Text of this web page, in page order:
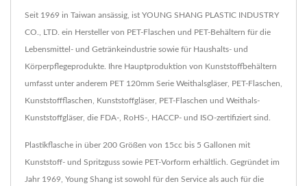
Seit 1969 in Taiwan ansässig, ist YOUNG SHANG PLASTIC INDUSTRY
CO., LTD. ein Hersteller von PET-Flaschen und PET-Behältern für die
Lebensmittel- und Getränkeindustrie sowie für Haushalts- und
Körperpflegeprodukte. Ihre Hauptproduktion von Kunststoffbehältern
umfasst unter anderem PET 120mm Serie Weithalsgläser, PET-Flaschen,
Kunststoffflaschen, Kunststoffgläser, PET-Flaschen und Weithals-
Kunststoffgläser, die FDA-, RoHS-, HACCP- und ISO-zertifiziert sind.
Plastikflasche in über 200 Größen von 15cc bis 5 Gallonen mit
Kunststoff- und Spritzguss sowie PET-Vorform erhältlich. Gegründet im
Jahr 1969, Young Shang ist sowohl für den Service als auch für die